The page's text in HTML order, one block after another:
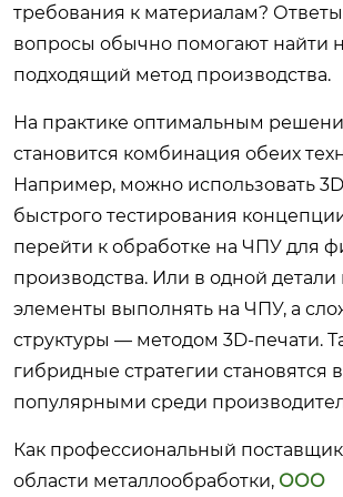
требования к материалам? Ответы
вопросы обычно помогают найти
подходящий метод производства.
На практике оптимальным
становится комбинация обеих
Например, можно использовать
быстрого тестирования
перейти к обработке на ЧПУ для
производства. Или в одной детали
элементы выполнять на ЧПУ, а
структуры — методом 3D-печати.
гибридные стратегии становятся
популярными среди
Как профессиональный поставщик
области металлообработки, ООО